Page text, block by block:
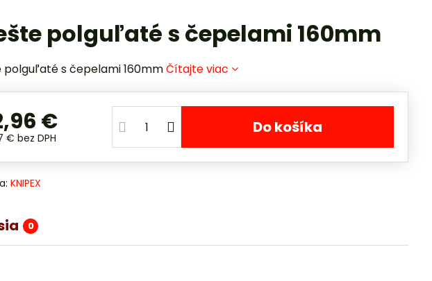
polguľaté s čepelami 160mm
polguľaté s čepelami 160mmČítajte viac
€
€ bez DPH
Do košíka
KNIPEX
0